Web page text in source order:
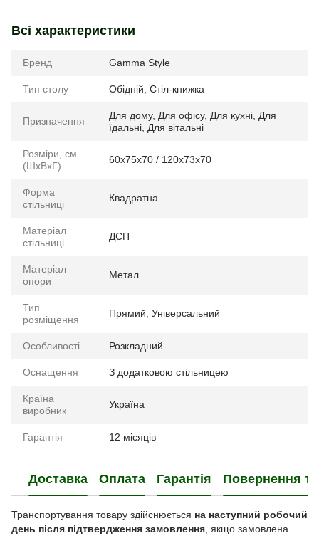
Всі характеристики
Бренд Gamma Style
Тип столу Обідній Стіл-книжка
Призначення Для дому, Для офісу, Для кухні Для
їдальні Для вітальні
Розміри, см
(ШхВхГ)
60х75х70 / 120х73х70
Форма
стільниці
Квадратна
Матеріал
стільниці
ДСП
Матеріал
опори
Метал
Тип
розміщення
Прямий Універсальний
Особливості Розкладний
Оснащення З додатковою стільницею
Країна
виробник
Україна
Гарантія 12 місяців
Доставка Оплата Гарантія Повернення
Транспортування товару здійснюється на наступний робочий
день після підтвердження замовлення , якщо замовлена